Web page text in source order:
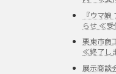
『ウマ
らせ ≪受
栗東市商
≪終了し
展示商談